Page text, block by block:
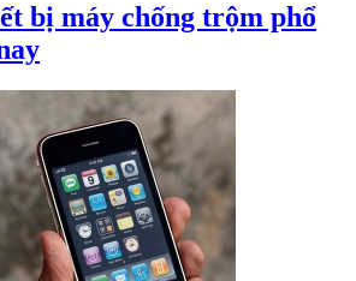
bị máy chống trộm phổ